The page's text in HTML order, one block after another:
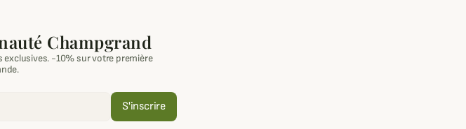
Champgrand
-10% sur votre première
S'inscrire